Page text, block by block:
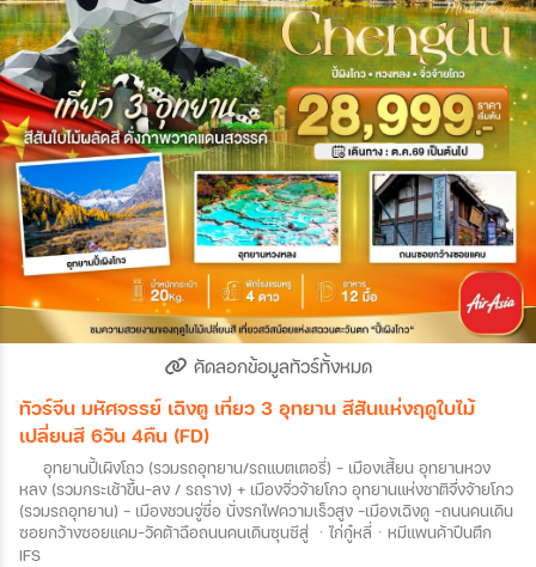
คัดลอกข้อมูลทัวร์ทั้งหมด
ทัวร์จีน มหัศจรรย์ เฉิงตู เที่ยว 3 อุทยาน สีสันแห่งฤดูใบไม้
เปลี่ยนสี 6วัน 4คืน (FD)
อุทยานปี้เผิงโถว (รวมรถอุทยาน/รถแบตเตอรี่) - เมืองเสี้ยน อุทยานหวง
หลง (รวมกระเช้าขึ้น-ลง / รถราง) + เมืองจิ่วจ้ายโกว อุทยานแห่งชาติจึ่งจ้ายโกว
(รวมรถอุทยาน) - เมืองชวนจู่ซื่อ นั่งรกไฟความเร็วสูง -เมืองเฉิงดู -ถนนคนเดิน
ซอยกว้างซอยแคม-วัคต้าฉือถนนคนเดินซุนซีสู่ ㆍไก่กู๋หลี่ㆍหมีแพนค้าปืนตึก
IFS